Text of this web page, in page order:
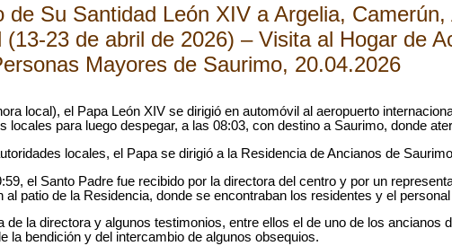
de Su Santidad León XIV a Argelia, Camerún,
(13-23 de abril de 2026) – Visita al Hogar de
Mayores de Saurimo, 20.04.2026
local), el Papa León XIV se dirigió en automóvil al aeropuerto
locales para luego despegar, a las 08:03, con destino a Saurimo, donde
locales, el Papa se dirigió a la Residencia de Ancianos de
el Santo Padre fue recibido por la directora del centro y por un
al patio de la Residencia, donde se encontraban los residentes y el
de la directora y algunos testimonios, entre ellos el de uno de los ancianos
la bendición y del intercambio de algunos obsequios.